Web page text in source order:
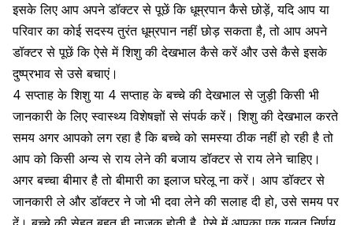
इसके लिए आप अपने डॉक्टर से पूछें कि धूम्रपान कैसे छोड़ें, यदि आप या
परिवार का कोई सदस्य तुरंत धूम्रपान नहीं छोड़ सकता है, तो आप अपने
डॉक्टर से पूछें कि ऐसे में शिशु की देखभाल कैसे करें और उसे कैसे इसके
दुष्प्रभाव से उसे बचाएं।
4 सप्ताह के शिशु या 4 सप्ताह के बच्चे की देखभाल से जुड़ी किसी भी
जानकारी के लिए स्वास्थ्य विशेषज्ञों से संपर्क करें। शिशु की देखभाल करते
समय अगर आपको लग रहा है कि बच्चे को समस्या ठीक नहीं हो रही है तो
आप को किसी अन्य से राय लेने की बजाय डॉक्टर से राय लेने चाहिए।
अगर बच्चा बीमार है तो बीमारी का इलाज घरेलू ना करें। आप डॉक्टर से
जानकारी ले और डॉक्टर ने जो भी दवा लेने की सलाह दी हो, उसे समय पर